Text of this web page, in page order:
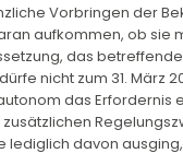
Vorbringen der
aufkommen, ob sie
das betreffende
nicht zum 31. März
das Erfordernis
lediglich davon